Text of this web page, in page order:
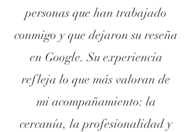
personas que han trabajado
conmigo y que dejaron su reseña
en Google. Su experiencia
refleja lo que más valoran de
mi acompañamiento: la
cercanía, la profesionalidad y